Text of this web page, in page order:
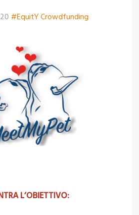
#EquitY Crowdfunding
L’OBIETTIVO: